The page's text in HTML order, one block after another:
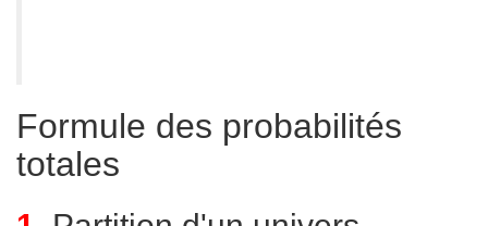
Formule des probabilités
totales